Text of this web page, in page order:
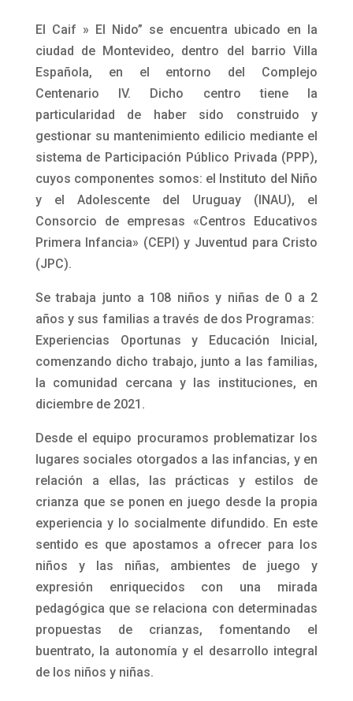
CAIFEl Nido
El Caif » El Nido” se encuentra ubicado en la
ciudad de Montevideo, dentro del barrio Villa
Española, en el entorno del Complejo
Centenario IV. Dicho centro tiene la
gestionar su mantenimiento edilicio mediante el
sistema de Participación Público Privada (PPP),
cuyos componentes somos: el Instituto del Niño
y el Adolescente del Uruguay (INAU), el
Consorcio de empresas «Centros Educativos
Primera Infancia» (CEPI) y Juventud para Cristo
(JPC).
Se trabaja junto a 108 niños y niñas de 0 a 2
años y sus familias a través de dos Programas:
Experiencias Oportunas y Educación Inicial,
comenzando dicho trabajo, junto a las familias,
la comunidad cercana y las instituciones, en
diciembre de 2021.
Desde el equipo procuramos problematizar los
lugares sociales otorgados a las infancias, y en
relación a ellas, las prácticas y estilos de
crianza que se ponen en juego desde la propia